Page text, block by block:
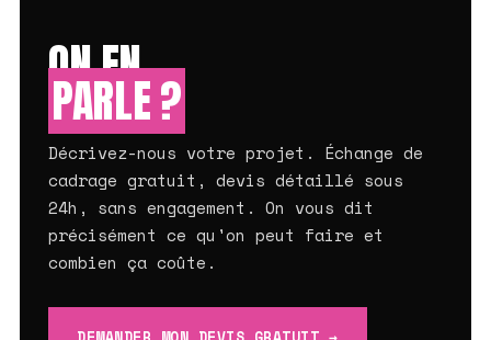
ON EN
PARLE ?
Décrivez-nous votre projet. Échange de
cadrage gratuit, devis détaillé sous
24h, sans engagement. On vous dit
précisément ce qu'on peut faire et
combien ça coûte.